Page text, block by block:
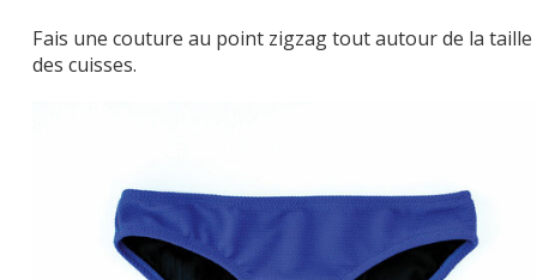
Fais une couture au point zigzag tout autour de la taille
des cuisses.